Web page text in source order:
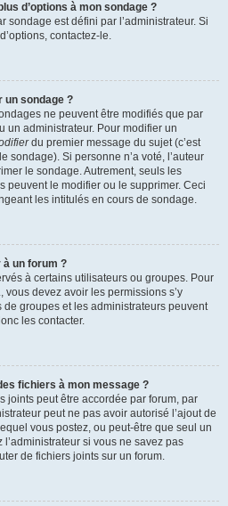
d’options à mon sondage ?
sondage est défini par l’administrateur. Si
contactez-le.
un sondage ?
ne peuvent être modifiés que par
un administrateur. Pour modifier un
du premier message du sujet (c’est
sondage). Si personne n’a voté, l’auteur
le sondage. Autrement, seuls les
peuvent le modifier ou le supprimer. Ceci
les intitulés en cours de sondage.
à un forum ?
à certains utilisateurs ou groupes. Pour
vous devez avoir les permissions s’y
groupes et les administrateurs peuvent
les contacter.
fichiers à mon message ?
joints peut être accordée par forum, par
peut ne pas avoir autorisé l’ajout de
vous postez, ou peut-être que seul un
si vous ne savez pas
de fichiers joints sur un forum.